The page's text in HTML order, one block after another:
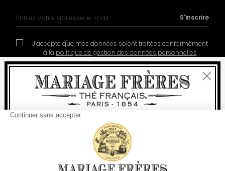
J’accepte que mes données soient traitées conformément
à la politique de gestion des données personnelles
S'inscrire
Notre histoire
Mentions légales
Devenir partenaire
Politique de cookies
Fermer
Bienvenue
Pour tout achat, lalivraisonrapide est
à partir de 60 € en France Métropolitaine
à partir de 150 €pour le reste du monde